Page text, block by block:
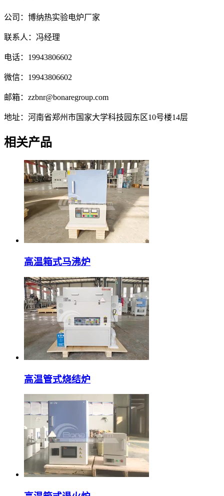
公司：博纳热实验电炉厂家
联系人：冯经理
电话：19943806602
微信：19943806602
邮箱：zzbnr@bonaregroup.com
地址：河南省郑州市国家大学科技园东区10号楼14层
相关产品
高温箱式马沸炉
高温管式烧结炉